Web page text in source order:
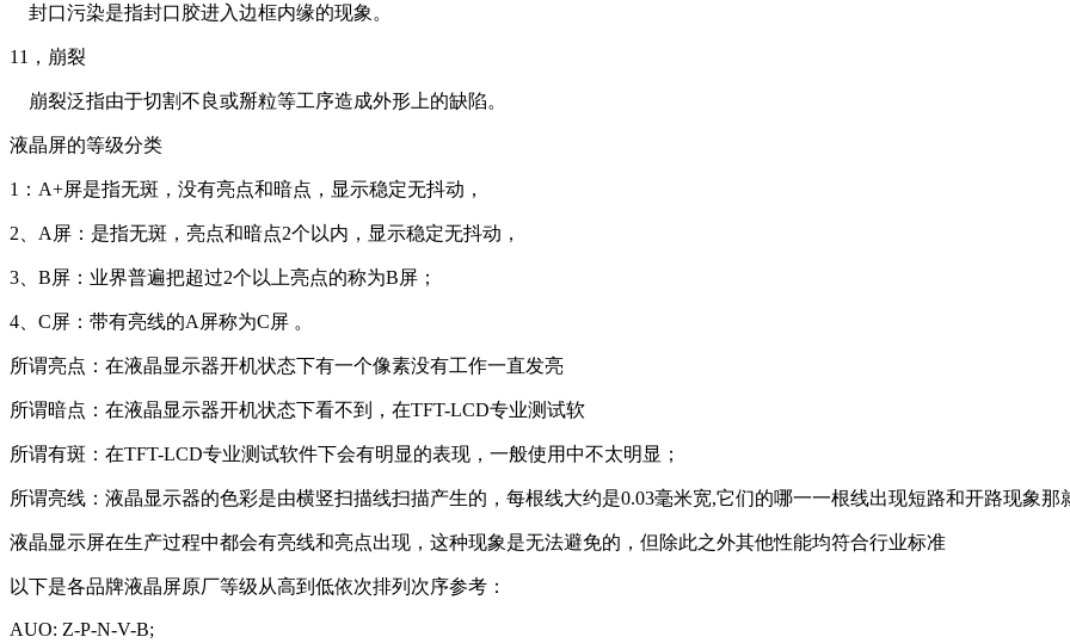
封口污染是指封口胶进入边框内缘的现象。
11 ，崩裂
崩裂泛指由于切割不良或掰粒等工序造成外形上的缺陷。
液晶屏的等级分类
1 ：A+屏是指无斑，没有亮点和暗点，显示稳定无抖动，
2 、A屏：是指无斑，亮点和暗点2个以内，显示稳定无抖动，
3 、B屏：业界普遍把超过2个以上亮点的称为B屏；
4 、C屏：带有亮线的A屏称为C屏 。
所谓亮点：在液晶显示器开机状态下有一个像素没有工作一直发亮
所谓暗点：在液晶显示器开机状态下看不到，在TFT-LCD专业测试软
所谓有斑：在TFT-LCD专业测试软件下会有明显的表现，一般使用中不太明显；
所谓亮线：液晶显示器的色彩是由横竖扫描线扫描产生的，每根线大约是0.03毫米宽,它们的哪一一根线出现短路和开路现象那
液晶显示屏在生产过程中都会有亮线和亮点出现，这种现象是无法避免的，但除此之外其他性能均符合行业标准
以下是各品牌液晶屏原厂等级从高到低依次排列次序参考：
AUO: Z-P-N-V-B;